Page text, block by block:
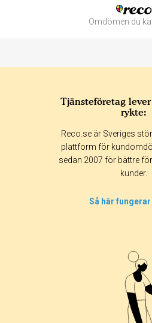
Omdömen du
365 dagar
Tjänsteföretag
rykte:
Reco.se är Sveriges
plattform för
sedan 2007 för bättre
kunder.
Så här fungerar